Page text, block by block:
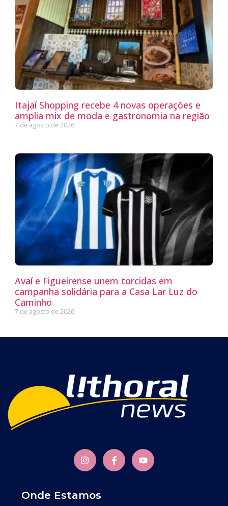
Itajaí Shopping recebe 4 novas operações e
amplia mix de moda e gastronomia na região
7 de agosto de 2026
Avaí e Figueirense unem torcidas em
campanha solidária para a Casa Lar Luz do
Caminho
7 de agosto de 2026
Onde Estamos